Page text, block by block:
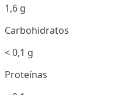
1,6 g
Carbohidratos
< 0,1 g
Proteínas